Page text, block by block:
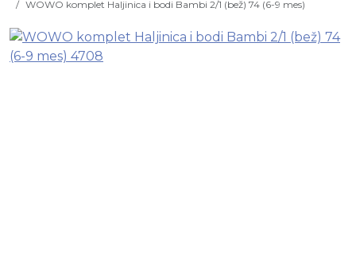
WOWO komplet Haljinica i bodi Bambi 2/1 (bež) 74 (6-9 mes)